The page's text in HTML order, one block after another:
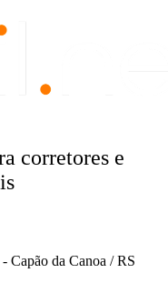
corretores e
da Canoa / RS